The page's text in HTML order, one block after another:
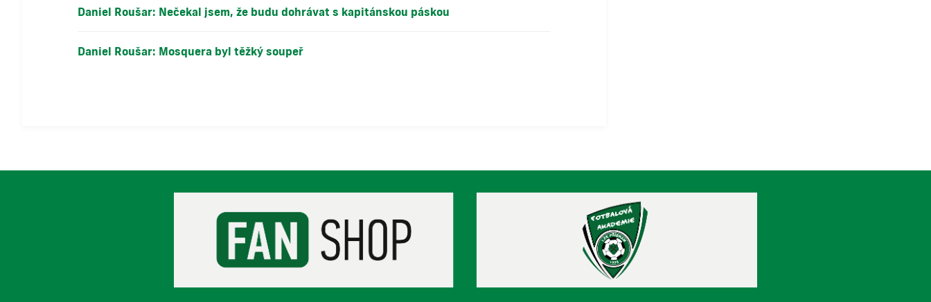
Daniel Roušar: Nečekal jsem, že budu dohrávat s kapitánskou páskou
Daniel Roušar: Mosquera byl těžký soupeř